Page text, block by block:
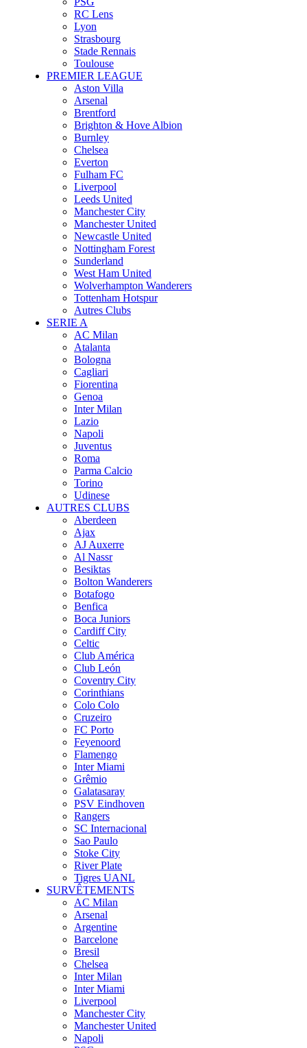
RC Lens
Lyon
Strasbourg
Stade Rennais
Toulouse
PREMIER LEAGUE
Aston Villa
Arsenal
Brentford
Brighton & Hove Albion
Burnley
Chelsea
Everton
Fulham FC
Liverpool
Leeds United
Manchester City
Manchester United
Newcastle United
Nottingham Forest
Sunderland
West Ham United
Wolverhampton Wanderers
Tottenham Hotspur
Autres Clubs
SERIE A
AC Milan
Atalanta
Bologna
Cagliari
Fiorentina
Genoa
Inter Milan
Lazio
Napoli
Juventus
Roma
Parma Calcio
Torino
Udinese
AUTRES CLUBS
Aberdeen
Ajax
AJ Auxerre
Al Nassr
Besiktas
Bolton Wanderers
Botafogo
Benfica
Boca Juniors
Cardiff City
Celtic
Club América
Club León
Coventry City
Corinthians
Colo Colo
Cruzeiro
FC Porto
Feyenoord
Flamengo
Inter Miami
Grêmio
Galatasaray
PSV Eindhoven
Rangers
SC Internacional
Sao Paulo
Stoke City
River Plate
Tigres UANL
SURVÊTEMENTS
AC Milan
Arsenal
Argentine
Barcelone
Bresil
Chelsea
Inter Milan
Inter Miami
Liverpool
Manchester City
Manchester United
Napoli